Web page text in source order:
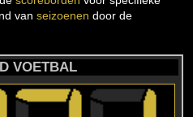
van seizoenen door de
VOETBAL